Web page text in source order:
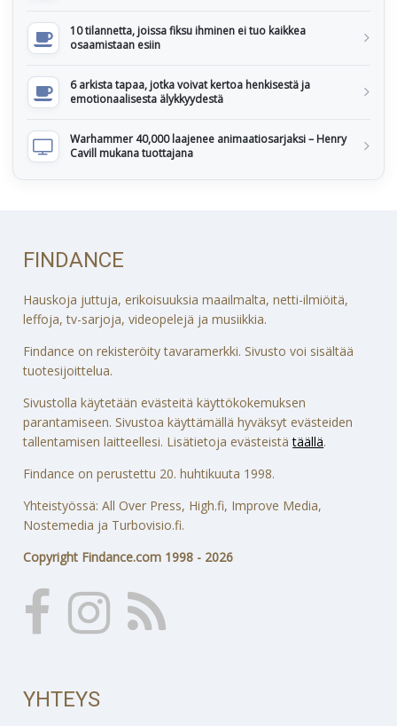
10 tilannetta, joissa fiksu ihminen ei tuo kaikkea
osaamistaan esiin
6 arkista tapaa, jotka voivat kertoa henkisestä ja
emotionaalisesta älykkyydestä
Warhammer 40,000 laajenee animaatiosarjaksi – Henry
Cavill mukana tuottajana
FINDANCE
Hauskoja juttuja, erikoisuuksia maailmalta, netti-ilmiöitä,
leffoja, tv-sarjoja, videopelejä ja musiikkia.
Findance on rekisteröity tavaramerkki. Sivusto voi sisältää
tuotesijoittelua.
Sivustolla käytetään evästeitä käyttökokemuksen
parantamiseen. Sivustoa käyttämällä hyväksyt evästeiden
tallentamisen laitteellesi. Lisätietoja evästeistätäällä.
Findance on perustettu 20. huhtikuuta 1998.
Yhteistyössä: All Over Press, High.fi, Improve Media,
Nostemedia ja Turbovisio.fi.
Copyright Findance.com 1998 - 2026
YHTEYS